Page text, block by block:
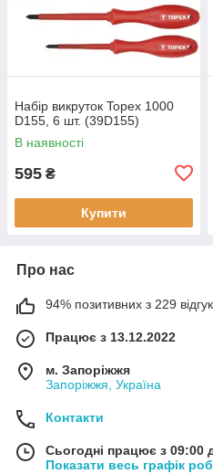
Набір викруток Topex 1000
D155, 6 шт. (39D155)
В наявності
595 ₴
Купити
Про нас
94% позитивних з 229
Працює з 13.12.2022
м. Запоріжжя
Запоріжжя, Україна
Контакти
Сьогодні працює з 09:00
Показати весь графік